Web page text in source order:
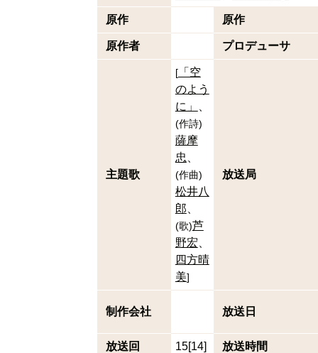
原作 原作
原作者 プロデューサ
主題歌
[「空
のよう
に」
(作詩)
薩摩
忠
(作曲)
松井八
郎
(歌)芦
野宏
四方晴
美]
放送局
制作会社 放送日
放送回 15[14] 放送時間